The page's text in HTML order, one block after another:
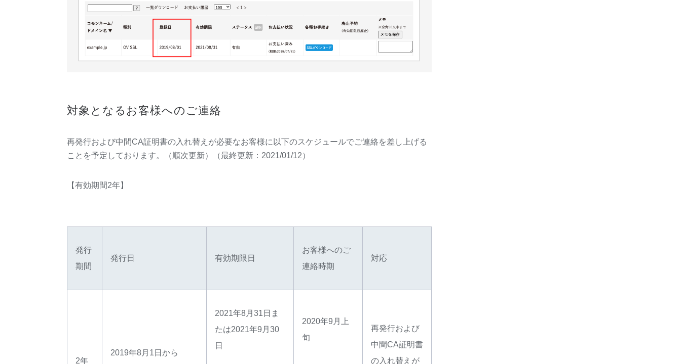
対象となるお客様へのご連絡
再発行および中間CA証明書の入れ替えが必要なお客様に以下のスケジュールでご連絡を差し上げる
ことを予定しております。（順次更新）（最終更新：2021/01/12）
【有効期間2年】
発行
期間
発行日 有効期限日
お客様へのご
連絡時期
対応
2年
2019年8月1日から
2021年8月31日ま
たは2021年9月30
日
2020年9月上
旬
再発行および
中間CA証明書
の入れ替えが